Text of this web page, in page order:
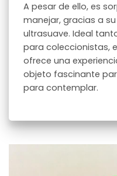
A pesar de ello, es
manejar, gracias a
ultrasuave. Ideal
para coleccionistas,
ofrece una
objeto fascinante
para contemplar.